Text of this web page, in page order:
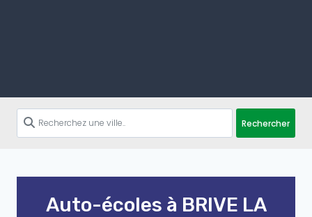
Rechercher
Auto-écoles à BRIVE LA